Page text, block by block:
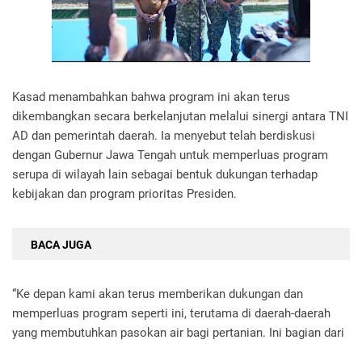
Kasad menambahkan bahwa program ini akan terus
dikembangkan secara berkelanjutan melalui sinergi antara TNI
AD dan pemerintah daerah. Ia menyebut telah berdiskusi
dengan Gubernur Jawa Tengah untuk memperluas program
serupa di wilayah lain sebagai bentuk dukungan terhadap
kebijakan dan program prioritas Presiden.
BACA JUGA
“Ke depan kami akan terus memberikan dukungan dan
memperluas program seperti ini, terutama di daerah-daerah
yang membutuhkan pasokan air bagi pertanian. Ini bagian dari